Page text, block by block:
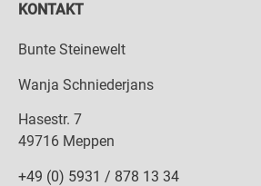
KONTAKT
Bunte Steinewelt
Wanja Schniederjans
Hasestr. 7
49716 Meppen
+49 (0) 5931 / 878 13 34